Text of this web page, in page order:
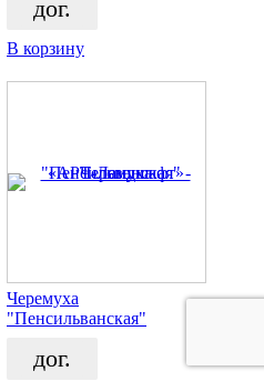
дог.
В корзину
Черемуха
"Пенсильванская"
дог.